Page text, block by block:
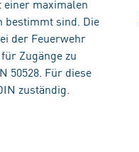
maximalen
bestimmt sind. Die
der Feuerwehr
Zugänge zu
50528. Für diese
zuständig.